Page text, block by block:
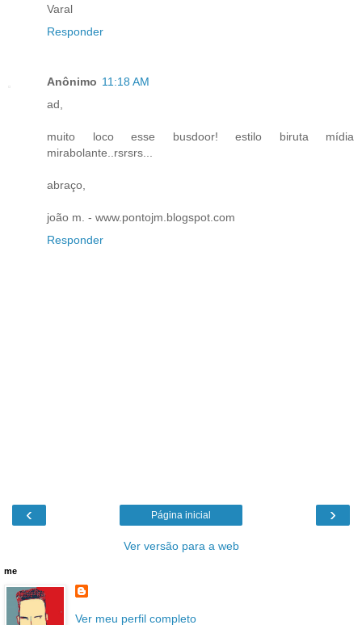
Varal
Responder
Anônimo 11:18 AM
ad,
muito loco esse busdoor! estilo biruta mídia
mirabolante..rsrsrs...
abraço,
joão m. - www.pontojm.blogspot.com
Responder
‹ ›
Página inicial
Ver versão para a web
me
Ver meu perfil completo